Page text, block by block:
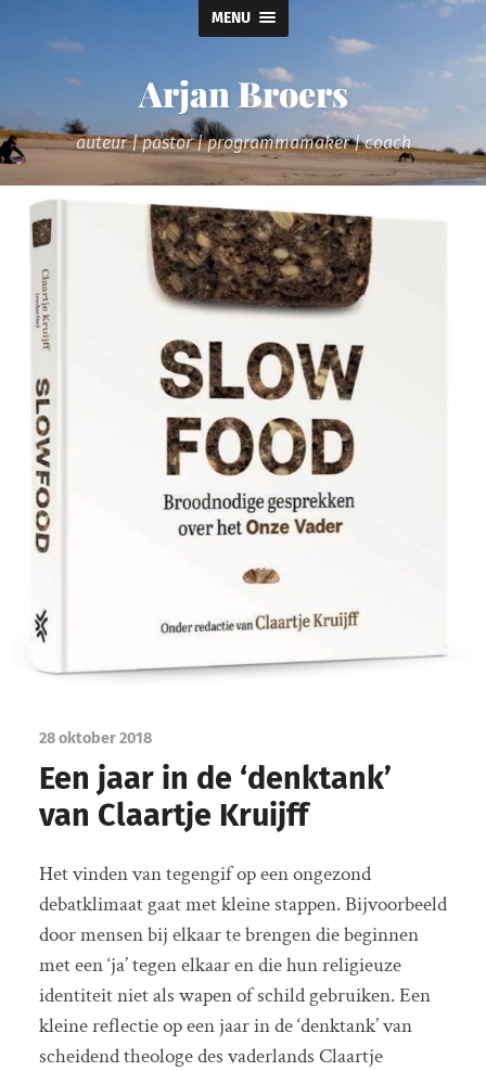
MENU
Arjan Broers
auteur | pastor | programmamaker | coach
28 oktober 2018
Een jaar in de ‘denktank’
van Claartje Kruijff
Het vinden van tegengif op een ongezond
debatklimaat gaat met kleine stappen. Bijvoorbeeld
door mensen bij elkaar te brengen die beginnen
met een ‘ja’ tegen elkaar en die hun religieuze
identiteit niet als wapen of schild gebruiken. Een
kleine reflectie op een jaar in de ‘denktank’ van
scheidend theologe des vaderlands Claartje